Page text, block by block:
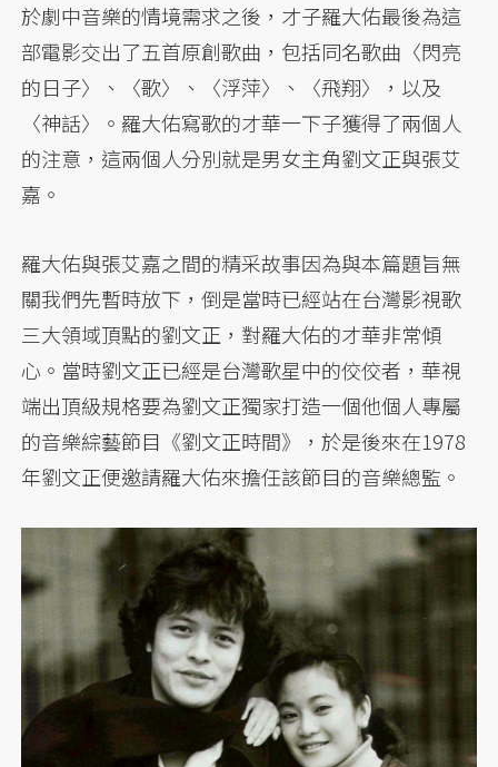
於劇中音樂的情境需求之後，才子羅大佑最後為這
部電影交出了五首原創歌曲，包括同名歌曲〈閃亮
的日子〉、〈歌〉、〈浮萍〉、〈飛翔〉，以及
〈神話〉。羅大佑寫歌的才華一下子獲得了兩個人
的注意，這兩個人分別就是男女主角劉文正與張艾
嘉。
羅大佑與張艾嘉之間的精采故事因為與本篇題旨無
關我們先暫時放下，倒是當時已經站在台灣影視歌
三大領域頂點的劉文正，對羅大佑的才華非常傾
心。當時劉文正已經是台灣歌星中的佼佼者，華視
端出頂級規格要為劉文正獨家打造一個他個人專屬
的音樂綜藝節目《劉文正時間》，於是後來在1978
年劉文正便邀請羅大佑來擔任該節目的音樂總監。